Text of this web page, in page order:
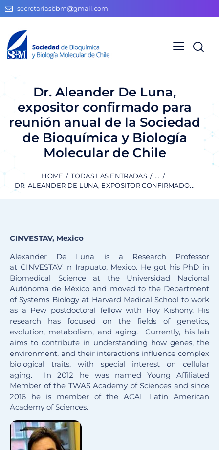
secretariasbbm@gmail.com
Dr. Aleander De Luna,
expositor confirmado para
reunión anual de la Sociedad
de Bioquímica y Biología
Molecular de Chile
HOME TODAS LAS ENTRADAS
...
DR. ALEANDER DE LUNA, EXPOSITOR CONFIRMADO...
CINVESTAV, Mexico
Alexander De Luna is a Research Professor
at CINVESTAV in Irapuato, Mexico. He got his PhD in
Biomedical Science at the Universidad Nacional
Autónoma de México and moved to the Department
of Systems Biology at Harvard Medical School to work
as a Pew postdoctoral fellow with Roy Kishony. His
research has focused on the fields of genetics,
evolution, metabolism, and aging. Currently, his lab
aims to contribute in understanding how genes, the
environment, and their interactions influence complex
biological traits, with special interest on cellular
aging. In 2012 he was named Young Affiliated
Member of the TWAS Academy of Sciences and since
2016 he is member of the ACAL Latin American
Academy of Sciences.